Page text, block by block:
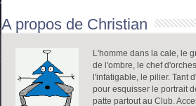
A propos de Christian
L'homme dans la cale, le
de l'ombre, le chef
l'infatigable, le pilier. Tant
pour esquisser le portrait
patte partout au Club.